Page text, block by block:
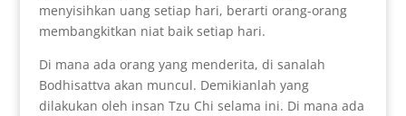
menyisihkan uang setiap hari, berarti orang-orang
membangkitkan niat baik setiap hari.
Di mana ada orang yang menderita, di sanalah
Bodhisattva akan muncul. Demikianlah yang
dilakukan oleh insan Tzu Chi selama ini. Di mana ada